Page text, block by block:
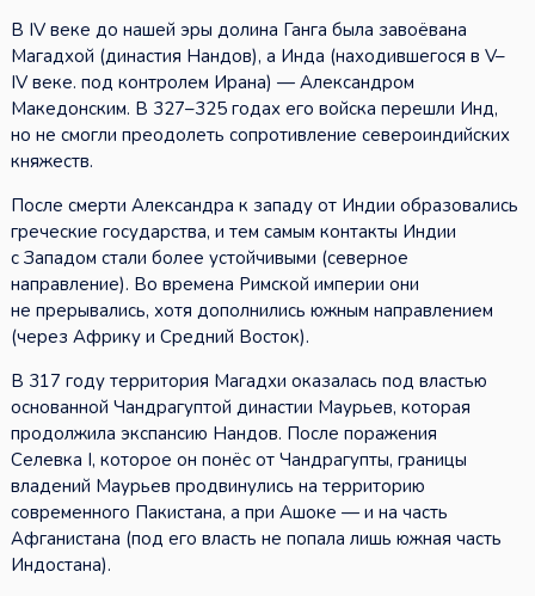
В IV веке до нашей эры долина Ганга была завоёвана
Магадхой (династия Нандов), а Инда (находившегося в V–
IV веке. под контролем Ирана) — Александром
Македонским. В 327–325 годах его войска перешли Инд,
но не смогли преодолеть сопротивление североиндийских
княжеств.
После смерти Александра к западу от Индии образовались
греческие государства, и тем самым контакты Индии
с Западом стали более устойчивыми (северное
направление). Во времена Римской империи они
не прерывались, хотя дополнились южным направлением
(через Африку и Средний Восток).
В 317 году территория Магадхи оказалась под властью
основанной Чандрагуптой династии Маурьев, которая
продолжила экспансию Нандов. После поражения
Селевка I, которое он понёс от Чандрагупты, границы
владений Маурьев продвинулись на территорию
современного Пакистана, а при Ашоке — и на часть
Афганистана (под его власть не попала лишь южная часть
Индостана).